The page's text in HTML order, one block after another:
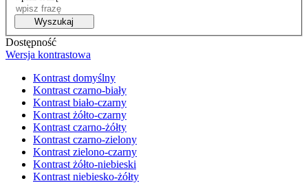
Wyszukaj
Dostępność
Wersja kontrastowa
Kontrast domyślny
Kontrast czarno-biały
Kontrast biało-czarny
Kontrast żółto-czarny
Kontrast czarno-żółty
Kontrast czarno-zielony
Kontrast zielono-czarny
Kontrast żółto-niebieski
Kontrast niebiesko-żółty